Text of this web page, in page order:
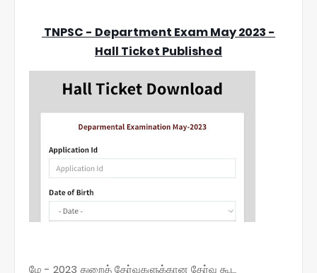
TNPSC - Department Exam May 2023 -
Hall Ticket Published
மே - 2023 துறைத் தேர்வுகளுக்கான தேர்வு கூட